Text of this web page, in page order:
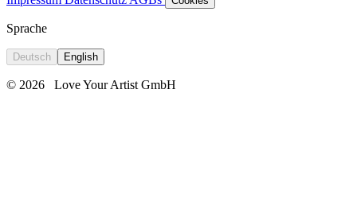
Sprache
Deutsch English
© 2026 Love Your Artist GmbH